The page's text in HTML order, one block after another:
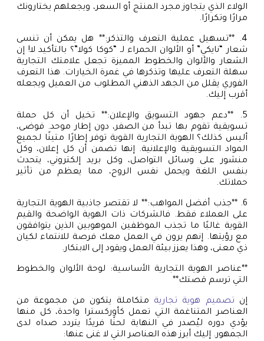
الولاء الذي يتجاوز مجرد المنتج أو السعر، ويجعلهم يختارونك
مرارًا وتكرارًا.
4. **تسهيل عملية التعرف والتذكر:** هل يمكن أن تنسى
شعار “نايكي” أو الألوان الحمراء لـ “كوكا كولا”؟ بالتأكيد لا! إن
الشعار والألوان والخطوط المميزة تجعل علامتك التجارية
سهلة التعرف عليها وتذكرها في غمرة الخيارات. هذا التعرف
الفوري يقلل من الجهد الذهني المطلوب من العميل ويجعله
أقرب إليك.
5. **دعم جهود التسويق والإعلان:** تخيل أن كل حملة
تسويقية تقوم بها تبدأ من الصفر، دون إطار موحد. فوضى،
أليس كذلك؟ الهوية التجارية القوية توفر إطارًا متينًا لجميع
المواد التسويقية والإعلانية. إنها تضمن أن كل إعلان، وكل
منشور على وسائل التواصل، وكل بريد إلكتروني، يتحدث
بنفس اللغة ويحمل نفس الروح، مما يعظم من تأثير
حملاتك.
6. **جذب أفضل المواهب:** لا تقتصر جاذبية الهوية التجارية
على العملاء فقط. فالشركات ذات الهوية الواضحة والقيم
القوية غالبًا ما تجذب الموظفين الموهوبين الذين يتوافقون
مع رؤيتها. إنهم يرون في العمل معك فرصة للانتماء لكيان
ذي معنى، وهذا يعزز بيئة العمل ويقود إلى الابتكار.
**عناصر الهوية التجارية الأساسية: لوحة الألوان والخطوط
التي ترسم قصتك**
إن تصميم هوية تجارية متكاملة يتكون من مجموعة من
العناصر المتناغمة التي تعمل كأوركسترا واحدة، كل منها
يؤدي دوره ليُصدر في النهاية لحنًا فريدًا يتردد صداه لدى
الجمهور. إليك أبرز هذه العناصر التي لا غنى عنها: